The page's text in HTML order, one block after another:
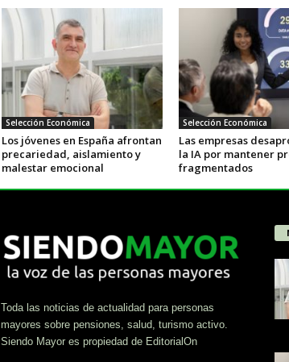
Selección Económica
Los jóvenes en España afrontan
precariedad, aislamiento y
malestar emocional
Selección Económica
Las empresas
la IA por mantener
fragmentados
Toda las noticias de actualidad para personas
mayores sobre pensiones, salud, turismo activo.
Siendo Mayor es propiedad de EditorialOn